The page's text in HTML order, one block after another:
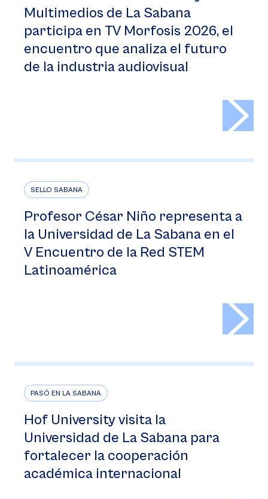
Multimedios de La Sabana
participa en TV Morfosis 2026, el
encuentro que analiza el futuro
de la industria audiovisual
SELLO SABANA
Profesor César Niño representa a
la Universidad de La Sabana en el
V Encuentro de la Red STEM
Latinoamérica
PASÓ EN LA SABANA
Hof University visita la
Universidad de La Sabana para
fortalecer la cooperación
académica internacional